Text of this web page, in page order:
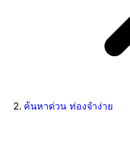
ค้นหาด่วน ท่องจำง่าย